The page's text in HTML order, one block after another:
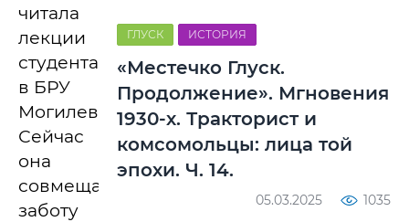
читала
лекции
студентам
в БРУ
Могилева.
Сейчас
она
совмещает
заботу
ГЛУСК ИСТОРИЯ
«Местечко Глуск.
Продолжение». Мгновения
1930-х. Тракторист и
комсомольцы: лица той
эпохи. Ч. 14.
05.03.2025 1035